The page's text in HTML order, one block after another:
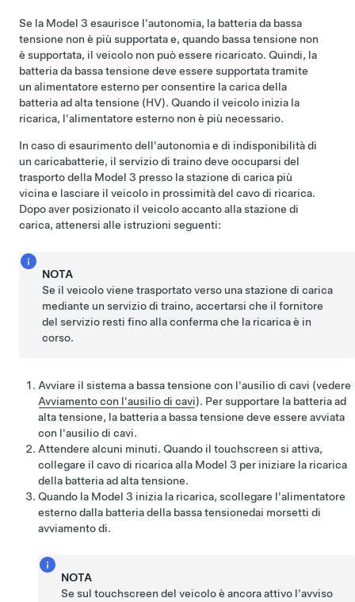
Se la Model 3 esaurisce l'autonomia, la batteria da bassa
tensione non è più supportata e, quando bassa tensione non
è supportata, il veicolo non può essere ricaricato. Quindi, la
batteria da bassa tensione deve essere supportata tramite
un alimentatore esterno per consentire la carica della
batteria ad alta tensione (HV). Quando il veicolo inizia la
ricarica, l'alimentatore esterno non è più necessario.
In caso di esaurimento dell'autonomia e di indisponibilità di
un caricabatterie, il servizio di traino deve occuparsi del
trasporto della Model 3 presso la stazione di carica più
vicina e lasciare il veicolo in prossimità del cavo di ricarica.
Dopo aver posizionato il veicolo accanto alla stazione di
carica, attenersi alle istruzioni seguenti:
NOTA
Se il veicolo viene trasportato verso una stazione di carica
mediante un servizio di traino, accertarsi che il fornitore
del servizio resti fino alla conferma che la ricarica è in
corso.
Avviare il sistema a bassa tensione con l'ausilio di cavi (vedere
Avviamento con l'ausilio di cavi). Per supportare la batteria ad
alta tensione, la batteria a bassa tensione deve essere avviata
con l'ausilio di cavi.
Attendere alcuni minuti. Quando il touchscreen si attiva,
collegare il cavo di ricarica alla Model 3 per iniziare la ricarica
della batteria ad alta tensione.
Quando la Model 3 inizia la ricarica, scollegare l'alimentatore
esterno dalla batteria della bassa tensionedai morsetti di
avviamento di.
NOTA
Se sul touchscreen del veicolo è ancora attivo l'avviso